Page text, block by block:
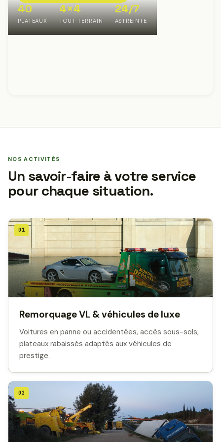
40
PLATEAUX
4×4
TOUT TERRAIN
24/7
ASTREINTE
NOS ACTIVITÉS
Un savoir-faire à votre service
pour chaque situation.
01
Remorquage VL & véhicules de luxe
Voitures en panne ou accidentées, accès sous-sols,
plateaux rabaissés adaptés aux véhicules de
prestige.
02